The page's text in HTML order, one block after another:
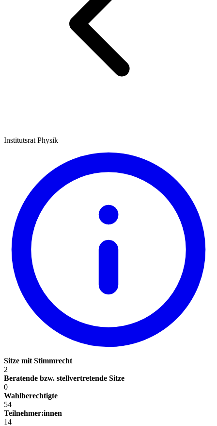
Institutsrat Physik
Sitze mit Stimmrecht
2
Beratende bzw. stellvertretende Sitze
0
Wahlberechtigte
54
Teilnehmer:innen
14